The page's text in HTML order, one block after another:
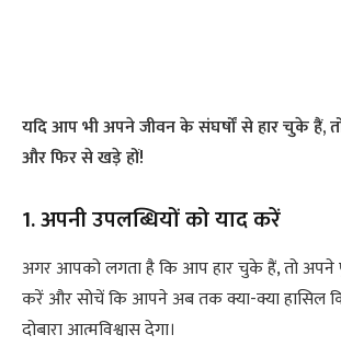
यदि आप भी अपने जीवन के संघर्षों से हार चुके हैं,
और फिर से खड़े हों!
1. अपनी उपलब्धियों को याद करें
अगर आपको लगता है कि आप हार चुके हैं, तो अपने
करें और सोचें कि आपने अब तक क्या-क्या हासिल
दोबारा आत्मविश्वास देगा।